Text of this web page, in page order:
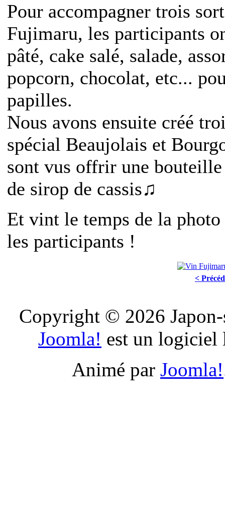
Pour accompagner trois
Fujimaru, les participants
pâté, cake salé, salade,
popcorn, chocolat, etc...
papilles.
Nous avons ensuite créé
spécial Beaujolais et
sont vus offrir une
de sirop de cassis♫
Et vint le temps de la
les participants !
<
Copyright © 2026 Japon-
Joomla! est un
Animé par Joomla!